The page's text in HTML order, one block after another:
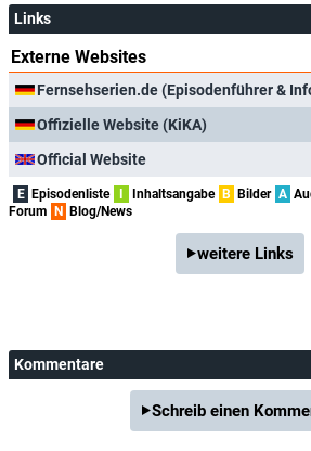
Links
Externe Websites
Fernsehserien.de (Episodenführer &
Offizielle Website (KiKA)
Official Website
E Episodenliste Inhaltsangabe B Bilder A
Forum
N Blog/News
weitere Links
Kommentare
Schreib einen